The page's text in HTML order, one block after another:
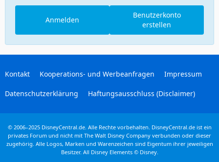
Benutzerkonto
erstellen
Anmelden
Kontakt Kooperations- und Werbeanfragen Impressum
Datenschutzerklärung Haftungsausschluss (Disclaimer)
© 2006–2025 DisneyCentral.de. Alle Rechte vorbehalten. DisneyCentral.de ist ein
privates Forum und nicht mit The Walt Disney Company verbunden oder dieser
zugehörig. Alle Logos, Marken und Warenzeichen sind Eigentum ihrer jeweiligen
Besitzer. All Disney Elements © Disney.